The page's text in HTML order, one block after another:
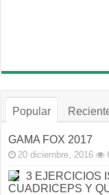
Popular
GAMA FOX 2017
20 diciembre, 2016
3 EJERCICIOS
CUADRICEPS Y